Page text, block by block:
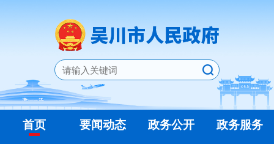
首页 要闻动态 政务公开
政务服务